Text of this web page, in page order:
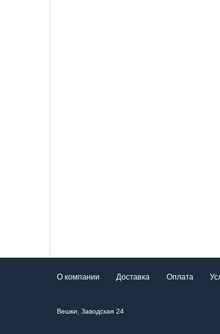
О компании Доставка Оплата
Вешки, Заводская 24